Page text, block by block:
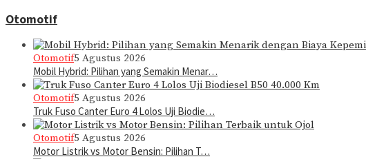
Otomotif
Otomotif5 Agustus 2026
Mobil Hybrid: Pilihan yang Semakin Menar…
Otomotif5 Agustus 2026
Truk Fuso Canter Euro 4 Lolos Uji Biodie…
Otomotif5 Agustus 2026
Motor Listrik vs Motor Bensin: Pilihan T…